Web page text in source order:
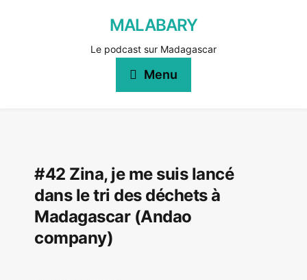
MALABARY
Le podcast sur Madagascar
Menu
#42 Zina, je me suis lancé
dans le tri des déchets à
Madagascar (Andao
company)